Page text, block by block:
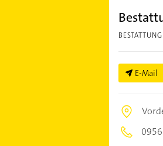
E-Mail